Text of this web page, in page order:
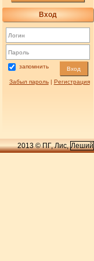
Вход
запомнить Вход
Забыл пароль| Регистрация
2013 © ПГ, Лис,Леший